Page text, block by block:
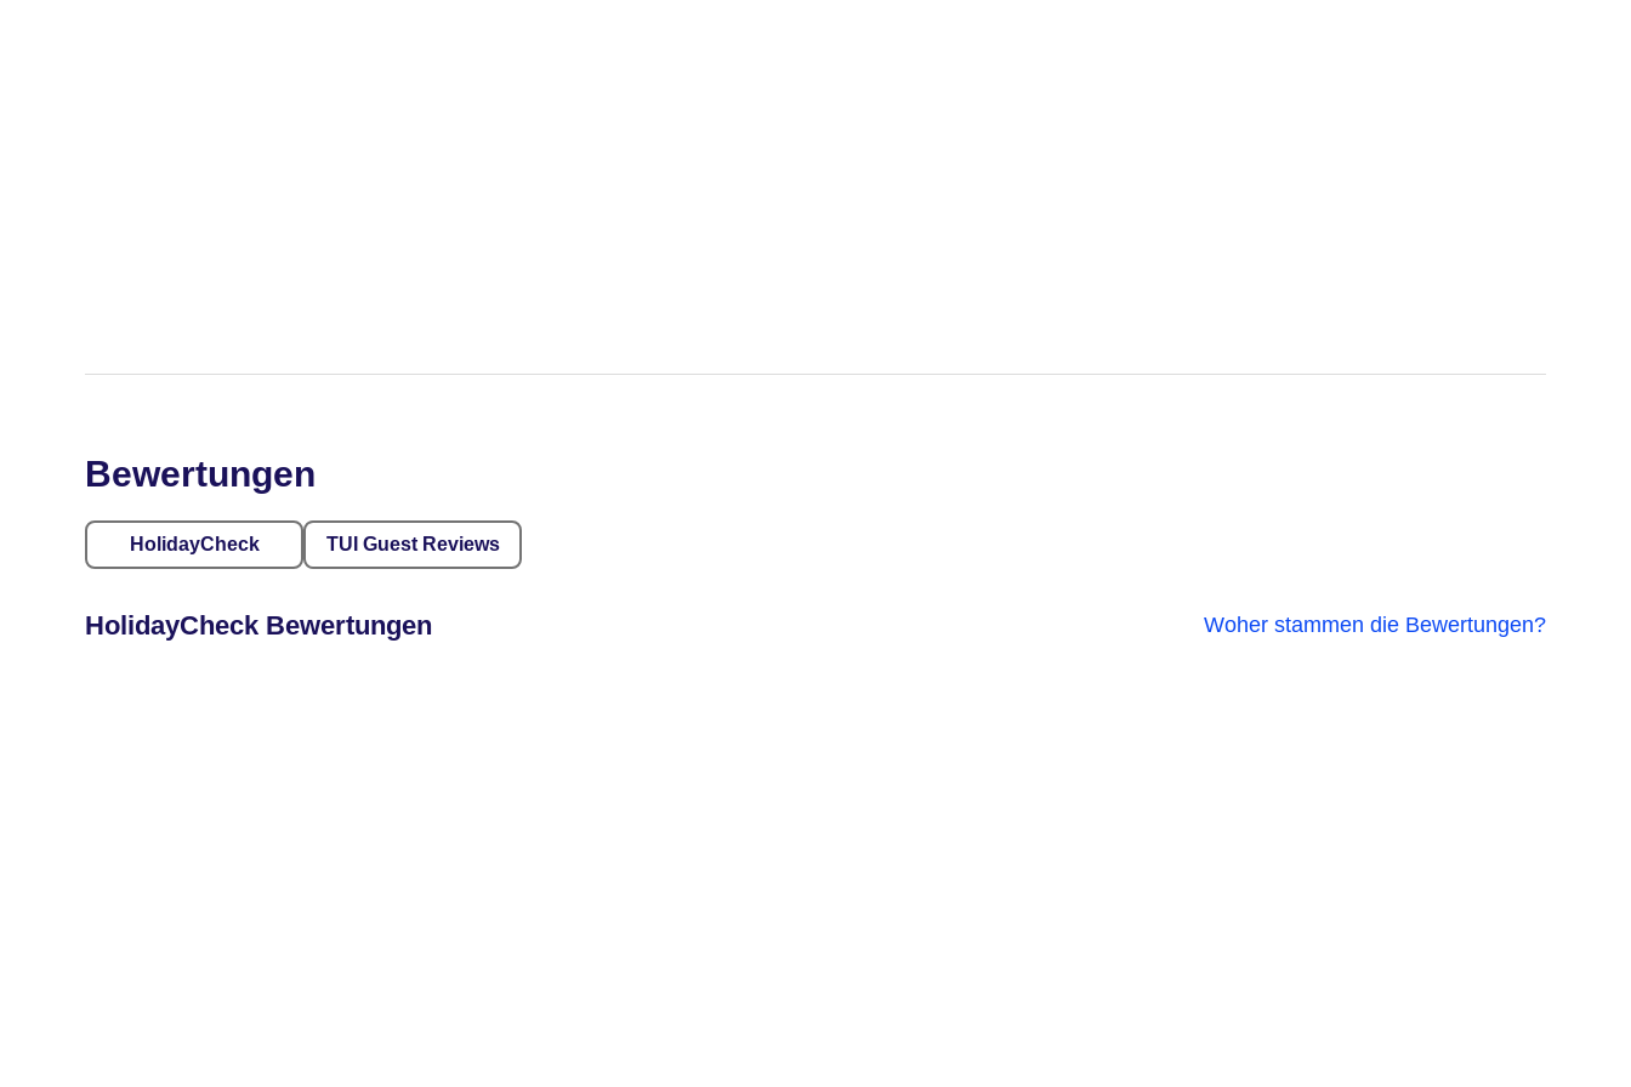
Bewertungen
HolidayCheck TUI Guest Reviews
HolidayCheck Bewertungen Woher stammen die Bewertungen?